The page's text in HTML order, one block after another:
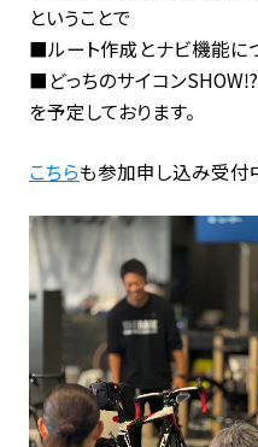
ということで
■ルート作成とナビ機能に
■どっちのサイコンSHOW⁉︎
を予定しております。
こちらも参加申し込み受付